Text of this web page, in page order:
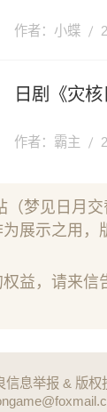
作者：小蝶
日剧《灾
作者：霸主
（梦见日月交
展示之用，
益，请来信
信息举报 & 版权